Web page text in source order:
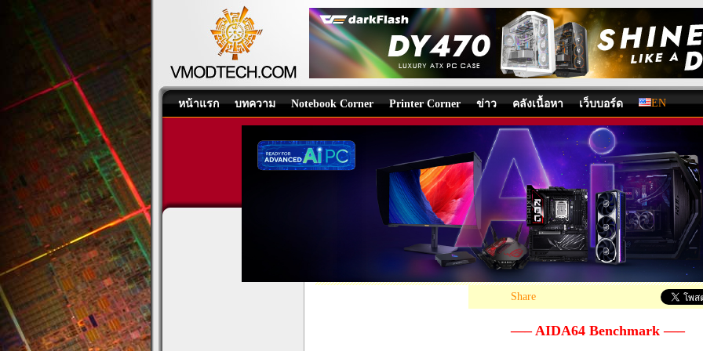
หน้าแรก บทความ Notebook Corner Printer Corner ข่าว คลังเนื้อหา เว็บบอร์ด EN
ASRock H67M-ITX : Review
บทความโดย:Friday~13rd, 15/07/2011 08:33, 14,305 views /
EN
Share
—– AIDA64 Benchmark —–